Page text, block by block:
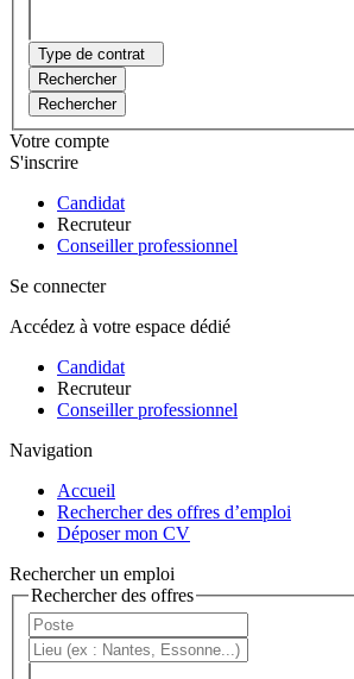
Type de contrat
Rechercher
Rechercher
Votre compte
S'inscrire
Candidat
Recruteur
Conseiller professionnel
Se connecter
Accédez à votre espace dédié
Candidat
Recruteur
Conseiller professionnel
Navigation
Accueil
Rechercher des offres d’emploi
Déposer mon CV
Rechercher un emploi
Rechercher des offres